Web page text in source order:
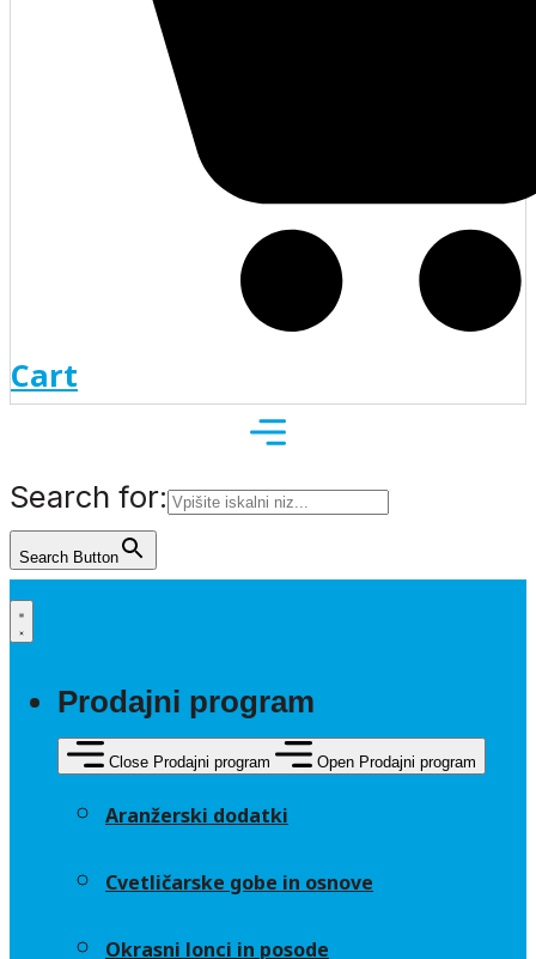
Cart
Search for:
Search Button
Prodajni program
Close Prodajni program Open Prodajni program
Aranžerski dodatki
Cvetličarske gobe in osnove
Okrasni lonci in posode